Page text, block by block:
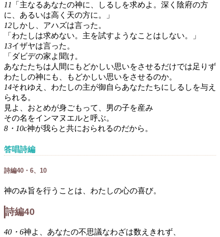
11
「主なるあなたの神に、しるしを求めよ。深く陰府の方
に、あるいは高く天の方に。」
12しかし、アハズは言った。
「わたしは求めない。主を試すようなことはしない。」
13イザヤは言った。
「ダビデの家よ聞け。
あなたたちは人間にもどかしい思いをさせるだけでは足りず
わたしの神にも、もどかしい思いをさせるのか。
14それゆえ、わたしの主が御自らあなたたちにしるしを与え
られる。
見よ、おとめが身ごもって、男の子を産み
その名をインマヌエルと呼ぶ。
8・10c神が我らと共におられるのだから。
答唱詩編
詩編40・6、10
神のみ旨を行うことは、わたしの心の喜び。
詩編40
40・6神よ、あなたの不思議なわざは数えきれず、